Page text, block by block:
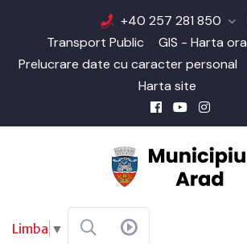
+40 257 281 850
Transport Public
GIS - Harta
Prelucrare date cu caracter personal
Harta site
Limba ▼